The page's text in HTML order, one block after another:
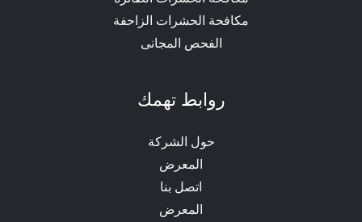
مكافحة الحشرات الزاحفة
الفحص المجانى
روابط تهمك
حول الشركة
المعرض
اتصل بنا
المعرض